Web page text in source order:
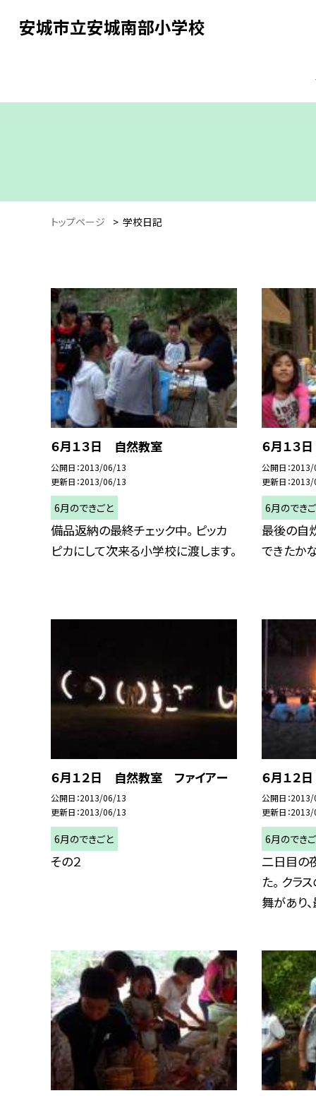
安城市立安城南部小学校
トップページ > 学校日記
６月１３日 自然教室
公開日 2013/06/13
更新日 2013/06/13
6月のできごと
備品返納の最終チェック中。 ピッカ
ピカにして次来る小学校に渡します。
６月１３
公開日
更新日
6月のでき
最後の自
できたかな
６月１２日 自然教室 ファイアー
公開日 2013/06/13
更新日 2013/06/13
6月のできごと
その２
６月１２
公開日
更新日
6月のでき
二日目の
た。 クラ
舞があり